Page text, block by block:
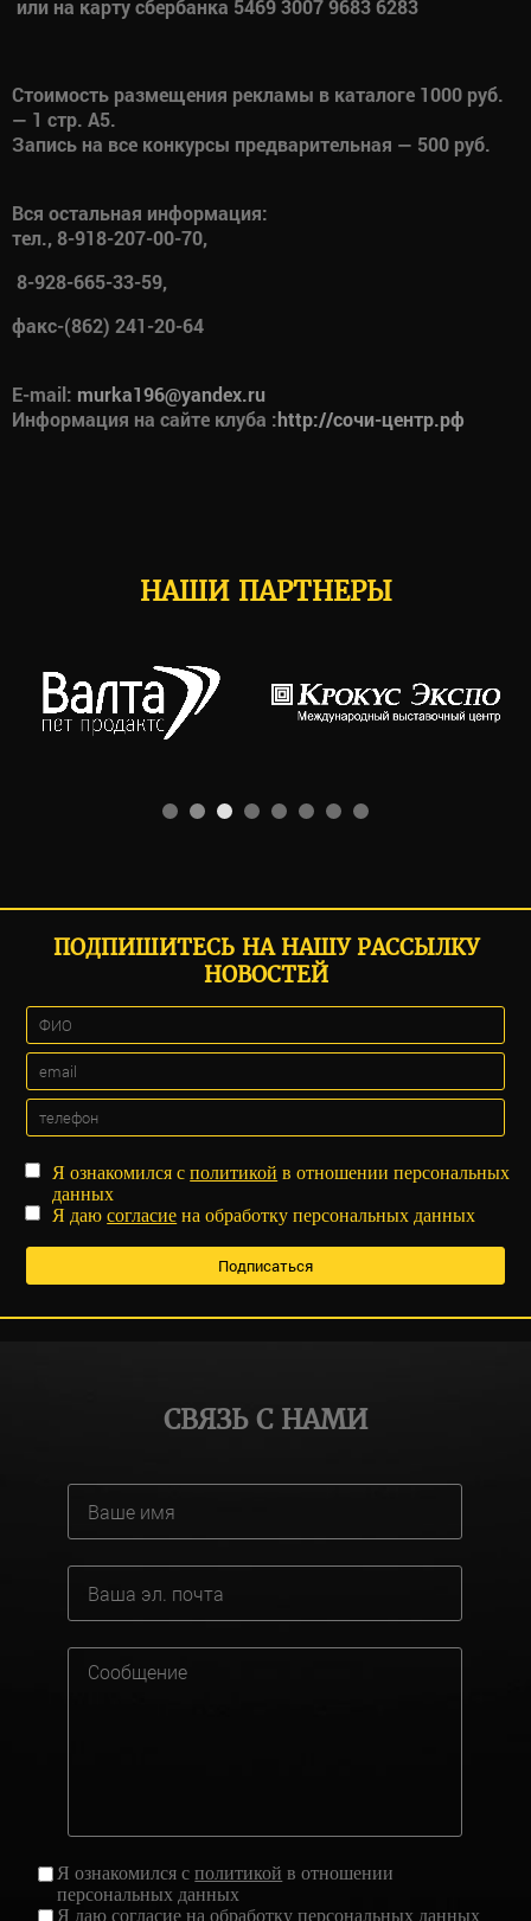
или на карту сбербанка 5469 3007 9683 6283
Стоимость размещения рекламы в каталоге 1000 руб.
— 1 стр. А5.
Запись на все конкурсы предварительная — 500 руб.
Вся остальная информация:
тел., 8-918-207-00-70,
8-928-665-33-59,
факс-(862) 241-20-64
E-mail: murka196@yandex.ru
Информация на сайте клуба :http://сочи-центр.рф
НАШИ ПАРТНЕРЫ
ПОДПИШИТЕСЬ НА НАШУ РАССЫЛКУ
НОВОСТЕЙ
Я ознакомился сполитикой в отношении персональных
данных
Я даюсогласие на обработку персональных данных
СВЯЗЬ С НАМИ
Я ознакомился сполитикой в отношении
персональных данных
Я даюсогласие на обработку персональных данных